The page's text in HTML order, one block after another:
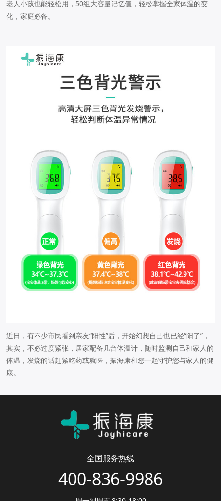
老人小孩也能轻松用，50组大容量记忆值，轻松掌握全家体温的变
化，家庭必备。
近日，有不少市民看到亲友“阳性”后，开始幻想自己也已经“阳了”，
其实，不必过度紧张，居家配备几台体温计，随时监测自己和家人的
体温，发烧的话赶紧吃药或就医，振海康和您一起守护您与家人的健
康。
全国服务热线
400-836-9986